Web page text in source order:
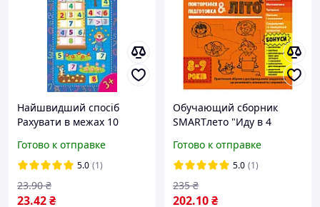
Найшвидший спосіб
Рахувати в межах 10
Готово к отправке
5.0 (1)
23.42₴
23.90 ₴
Обучающий сборник
SMARTлето "Иду в 4
обновленное издание
Готово к отправке
5.0 (1)
202.10₴
235 ₴